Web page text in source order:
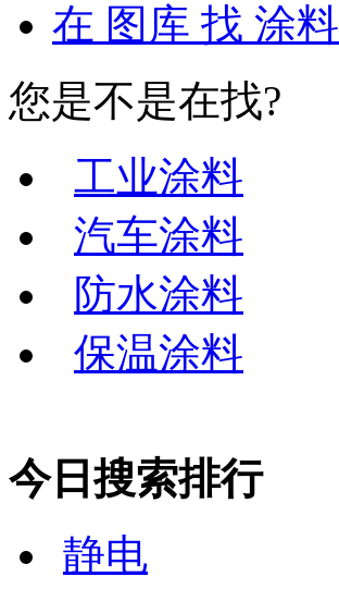
在 图库 找 涂料
您是不是在找?
工业涂料
汽车涂料
防水涂料
保温涂料
今日搜索排行
静电